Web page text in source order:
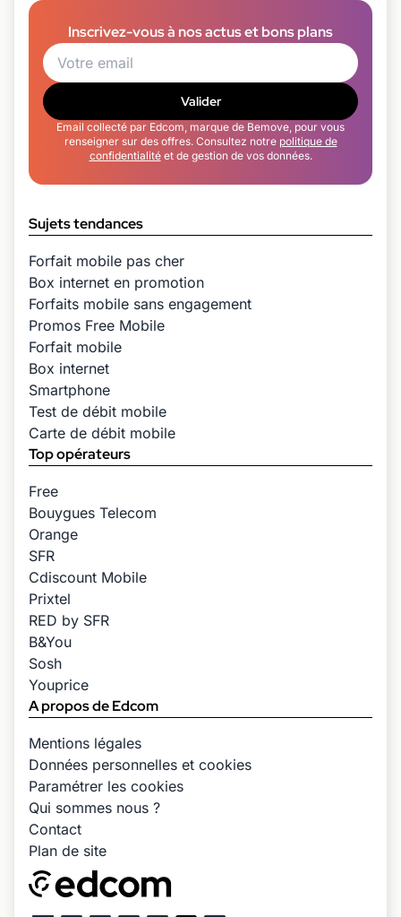
Inscrivez-vous à nos actus et bons plans
Valider
Email collecté par Edcom, marque de Bemove, pour vous
renseigner sur des offres. Consultez notre politique de
confidentialitéet de gestion de vos données.
Sujets tendances
Forfait mobile pas cher
Box internet en promotion
Forfaits mobile sans engagement
Promos Free Mobile
Forfait mobile
Box internet
Smartphone
Test de débit mobile
Carte de débit mobile
Top opérateurs
Free
Bouygues Telecom
Orange
SFR
Cdiscount Mobile
Prixtel
RED by SFR
B&You
Sosh
Youprice
A propos de Edcom
Mentions légales
Données personnelles et cookies
Paramétrer les cookies
Qui sommes nous ?
Contact
Plan de site